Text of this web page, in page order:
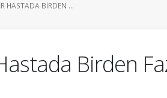
HASTADA BIRDEN ...
Birden